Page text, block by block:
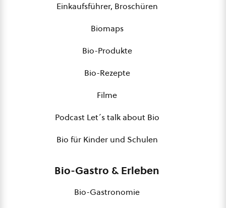
Einkaufsführer, Broschüren
Biomaps
Bio-Produkte
Bio-Rezepte
Filme
Podcast Let´s talk about Bio
Bio für Kinder und Schulen
Bio-Gastro & Erleben
Bio-Gastronomie